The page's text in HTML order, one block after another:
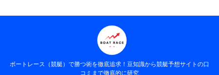
ボートレース（競艇）で勝つ術を徹底追求！豆知識から競艇予想サイトの口
コミまで徹底的に研究